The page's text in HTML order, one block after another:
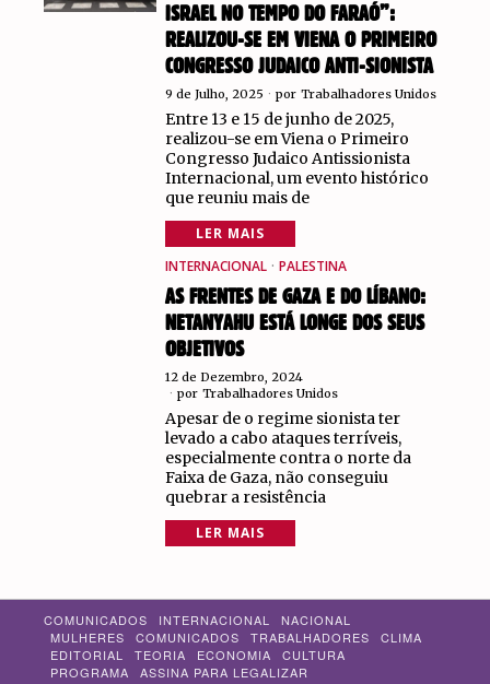
ISRAEL NO TEMPO DO FARAÓ”:
REALIZOU-SE EM VIENA O PRIMEIRO
CONGRESSO JUDAICO ANTI-SIONISTA
9 de Julho, 2025 por Trabalhadores Unidos
Entre 13 e 15 de junho de 2025,
realizou-se em Viena o Primeiro
Congresso Judaico Antissionista
Internacional, um evento histórico
que reuniu mais de
LER MAIS
INTERNACIONAL · PALESTINA
AS FRENTES DE GAZA E DO LÍBANO:
NETANYAHU ESTÁ LONGE DOS SEUS
OBJETIVOS
12 de Dezembro, 2024
por Trabalhadores Unidos
Apesar de o regime sionista ter
levado a cabo ataques terríveis,
especialmente contra o norte da
Faixa de Gaza, não conseguiu
quebrar a resistência
LER MAIS
COMUNICADOS INTERNACIONAL
NACIONAL
MULHERES
COMUNICADOS TRABALHADORES
CLIMA
EDITORIAL
TEORIA ECONOMIA
CULTURA
PROGRAMA
ASSINA PARA LEGALIZAR